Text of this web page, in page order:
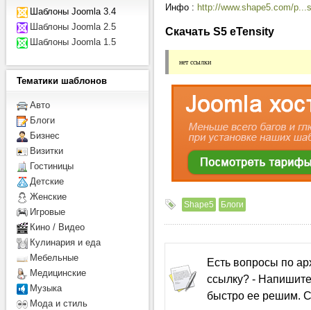
Инфо : http://www.shape5.com/
Скачать S5 eTensity
нет ссылки
Shape5 Блоги
Есть вопросы по
ссылку? -
быстро ее решим.
Шаблоны Joomla 3.4
Шаблоны Joomla 2.5
Шаблоны Joomla 1.5
Тематики шаблонов
Авто
Блоги
Бизнес
Визитки
Гостиницы
Детcкие
Женские
Игровые
Кино / Видео
Кулинария и еда
Мебельные
Медицинские
Музыка
Мода и стиль